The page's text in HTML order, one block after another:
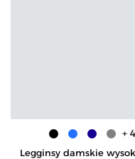
Legginsy damskie
+ 4